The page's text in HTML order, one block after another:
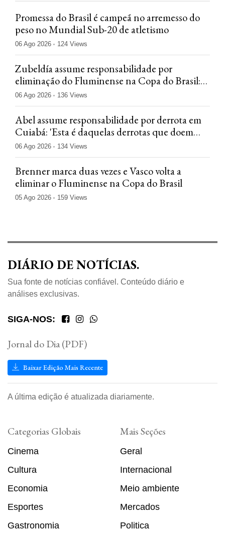
Promessa do Brasil é campeã no arremesso do
peso no Mundial Sub-20 de atletismo
06 Ago 2026 124 Views
Zubeldía assume responsabilidade por
eliminação do Fluminense na Copa do Brasil:
'Jogamos mal'
06 Ago 2026 136 Views
Abel assume responsabilidade por derrota em
Cuiabá: 'Esta é daquelas derrotas que doem
menos'
06 Ago 2026 134 Views
Brenner marca duas vezes e Vasco volta a
eliminar o Fluminense na Copa do Brasil
05 Ago 2026 159 Views
DIÁRIO DE NOTÍCIAS.
Sua fonte de notícias confiável. Conteúdo diário e
análises exclusivas.
SIGA-NOS:
Jornal do Dia (PDF)
Baixar Edição Mais Recente
A última edição é atualizada diariamente.
Categorias Globais
Cinema
Cultura
Economia
Esportes
Gastronomia
Mais Seções
Geral
Internacional
Meio ambiente
Mercados
Politica